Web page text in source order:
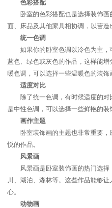
色彩搭配
卧室的色彩搭配也是选择装饰
面、床品及其他家具相协调，以营造
统一色调
如果你的卧室色调以冷色为主
蓝色、绿色或灰色的作品，这样能
暖色调，可以选择一些温暖色的装饰
适度对比
除了统一色调，有时候适度的
是中性色调，可以选择一些鲜艳的装
画作主题
卧室装饰画的主题也非常重要
悦的作品。
风景画
风景画是卧室装饰画的热门选
川、湖泊、森林等。这些作品能够
心。
动物画